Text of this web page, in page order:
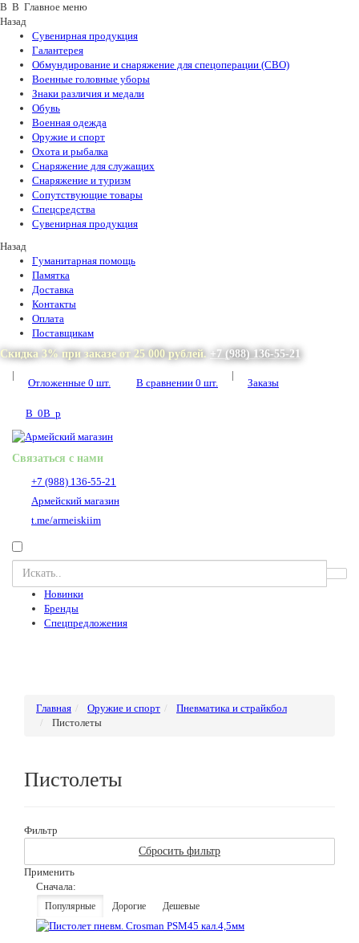
В В Главное меню
Назад
Сувенирная продукция
Галантерея
Обмундирование и снаряжение для спецоперации (СВО)
Военные головные уборы
Знаки различия и медали
Обувь
Военная одежда
Оружие и спорт
Охота и рыбалка
Снаряжение для служащих
Снаряжение и туризм
Сопутствующие товары
Спецсредства
Сувенирная продукция
Назад
Гуманитарная помощь
Памятка
Доставка
Контакты
Оплата
Поставщикам
Скидка 3% при заказе от 25 000 рублей. +7 (988) 136-55-21
|
Отложенные 0 шт. В сравнении 0 шт.
|
Заказы
В 0В p
Связаться с нами
+7 (988) 136-55-21
Армейский магазин
t.me/armeiskiim
Новинки
Бренды
Спецпредложения
Главная Оружие и спорт
Пневматика и страйкбол
Пистолеты
Пистолеты
Фильтр
Сбросить фильтр
Применить
Сначала:
Популярные Дорогие Дешевые